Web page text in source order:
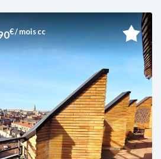
€ / mois cc